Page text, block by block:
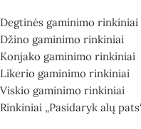
Degtinės gaminimo rinkiniai
Džino gaminimo rinkiniai
Konjako gaminimo rinkiniai
Likerio gaminimo rinkiniai
Viskio gaminimo rinkiniai
Rinkiniai „Pasidaryk alų